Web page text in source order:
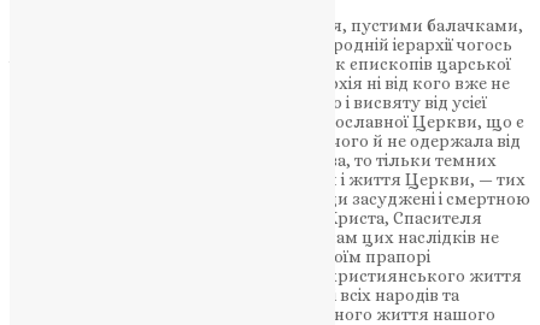
Нехай же ніхто не бентежить вас, браття, пустими балачками,
ніби то нашій українській церковно-народній ієрархії чогось
іще недостає без покладення на них рук єпископів царської
благодати. Ніякої «досвяти» наша ієрархія ні від кого вже не
потребує, бо має найповнішу хиротонію і висвяту від усієї
нашої Української Автокефальної Православної Церкви, що є
скарбницею благодати Св. Духа. Коли чого й не одержала від
московських єпископів наша св. Церква, то тільки темних
наслідків державного впливу на устрій і життя Церкви, — тих
темних наслідків, які вже раз-на-завжди засуджені і смертною
карою св. Івана і найсвятішою Кров’ю Христа, Спасителя
нашого, і прехвальних апостолів. Але нам цих наслідків не
треба, наша св. Церква поставила на своїм прапорі
відновлення суто-церковного першо-християнського життя
в згоді, любові і братерстві, всіх людей і всіх народів та
піднесення волі, віри і дійсного церковного життя нашого